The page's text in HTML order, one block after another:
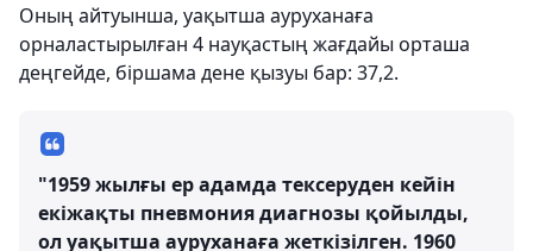
Оның айтуынша, уақытша ауруханаға
орналастырылған 4 науқастың жағдайы орташа
деңгейде, біршама дене қызуы бар: 37,2.
"1959 жылғы ер адамда тексеруден кейін
екіжақты пневмония диагнозы қойылды,
ол уақытша ауруханаға жеткізілген. 1960